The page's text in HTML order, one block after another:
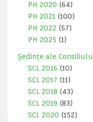
PH 2020 (64)
PH 2021 (100)
PH 2022 (57)
PH 2025 (1)
Ședințe ale
SCL 2016 (10)
SCL 2017 (11)
SCL 2018 (43)
SCL 2019 (83)
SCL 2020 (152)